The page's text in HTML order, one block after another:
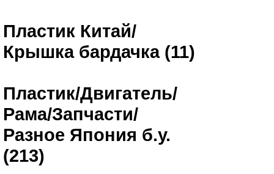
Пластик Китай/
Крышка бардачка (11)
Пластик/Двигатель/
Рама/Запчасти/
Разное Япония б.у.
(213)